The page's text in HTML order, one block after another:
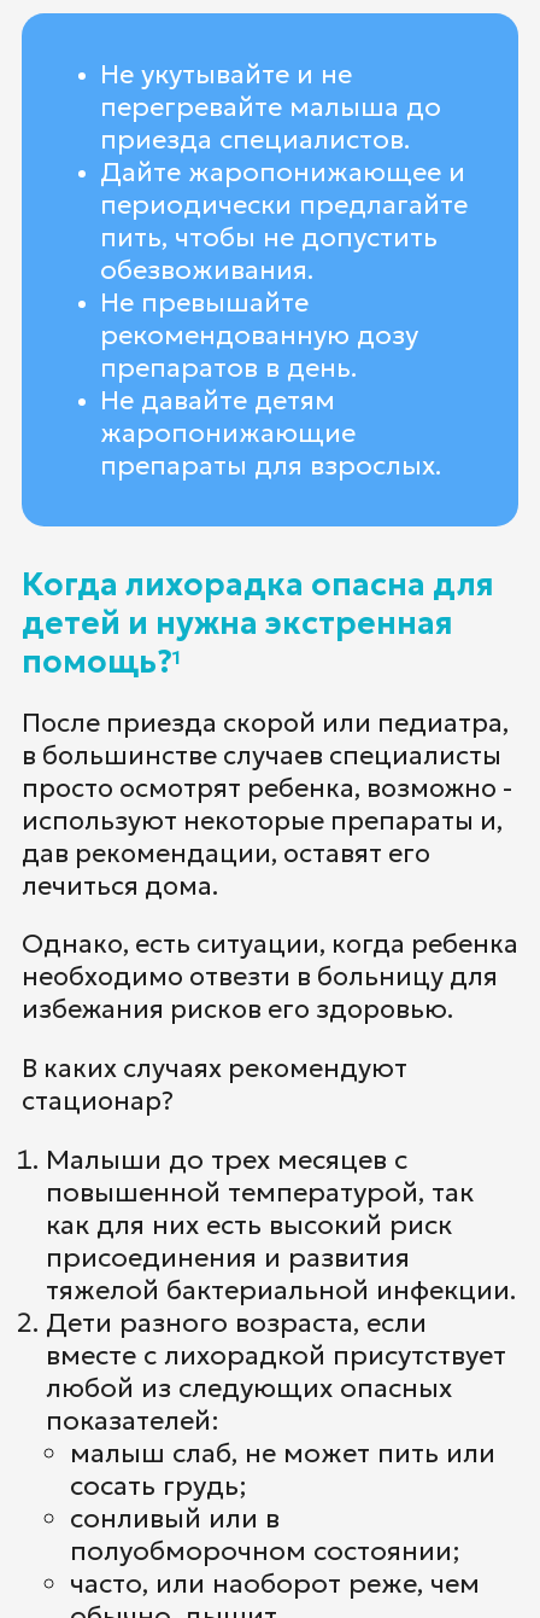
Не укутывайте и не
перегревайте малыша до
приезда специалистов.
Дайте жаропонижающее и
периодически предлагайте
пить, чтобы не допустить
обезвоживания.
Не превышайте
рекомендованную дозу
препаратов в день.
Не давайте детям
жаропонижающие
препараты для взрослых.
Когда лихорадка опасна для
детей и нужна экстренная
помощь?1
После приезда скорой или педиатра,
в большинстве случаев специалисты
просто осмотрят ребенка, возможно -
используют некоторые препараты и,
дав рекомендации, оставят его
лечиться дома.
Однако, есть ситуации, когда ребенка
необходимо отвезти в больницу для
избежания рисков его здоровью.
В каких случаях рекомендуют
стационар?
Малыши до трех месяцев с
повышенной температурой, так
как для них есть высокий риск
присоединения и развития
тяжелой бактериальной инфекции.
Дети разного возраста, если
вместе с лихорадкой присутствует
любой из следующих опасных
показателей:
малыш слаб, не может пить или
сосать грудь;
сонливый или в
полуобморочном состоянии;
часто, или наоборот реже, чем